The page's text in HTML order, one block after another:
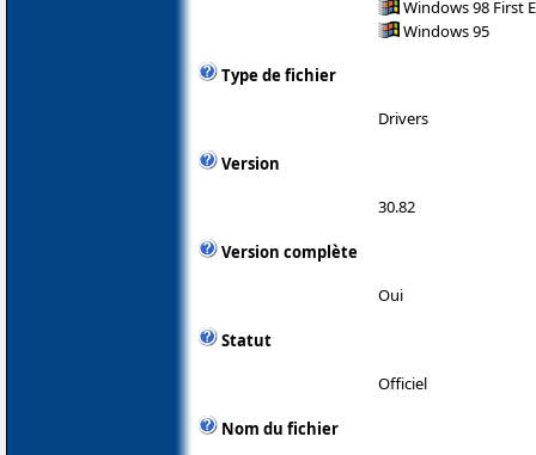
Windows 98 First
Windows 95
Type de fichier
Drivers
Version
30.82
Version complète
Oui
Statut
Officiel
Nom du fichier